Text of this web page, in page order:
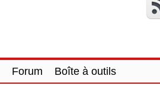
Forum Boîte à outils